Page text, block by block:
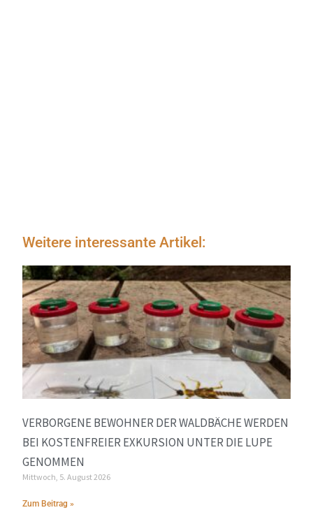
Weitere interessante Artikel:
VERBORGENE BEWOHNER DER WALDBÄCHE WERDEN
BEI KOSTENFREIER EXKURSION UNTER DIE LUPE
GENOMMEN
Mittwoch, 5. August 2026
Zum Beitrag »